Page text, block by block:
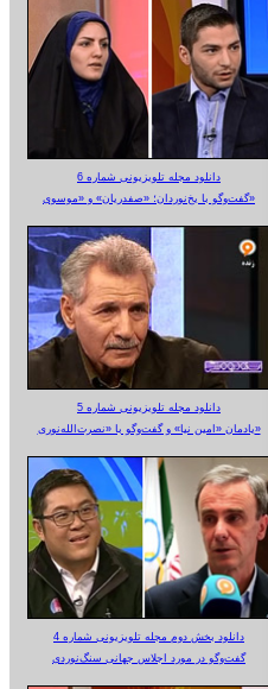
دانلود مجله تلویزیونی شماره 6
گفت‌وگو با یخ‌نوردان؛ «صفدریان» و «موسوی»
دانلود مجله تلویزیونی شماره 5
یادمان «امین نیا» و گفت‌وگو با «نصرت‌الله‌نوری»
دانلود بخش دوم مجله تلویزیونی شماره 4
گفت‌وگو در مورد اجلاس جهانی سنگ‌نوردی